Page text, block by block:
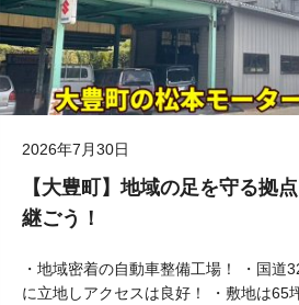
2026年7月30日
【大豊町】地域の足を守る拠点
継ごう！
・地域密着の自動車整備工場！ ・国道
に立地しアクセスは良好！ ・敷地は65